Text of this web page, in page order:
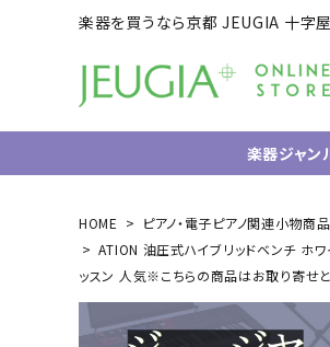
楽器を買うなら京都 JEUGIA 十字
楽器ジャン
ギター/ベース
エレキギター
エレキベース
アコースティックギター
中古ギター・アウトレットギター
HOME ピアノ・電子ピアノ関連小物商品
ATION 油圧式ハイブリッドベンチ ホ
ッスン 人気※こちらの商品はお取り寄せと